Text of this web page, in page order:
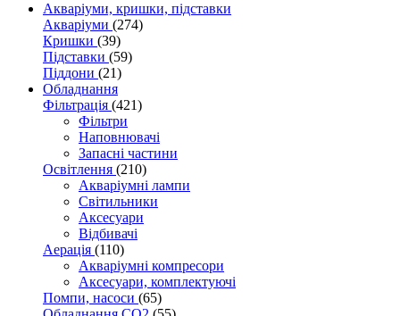
Акваріуми, кришки, підставки
Акваріуми (274)
Кришки (39)
Підставки (59)
Піддони (21)
Обладнання
Фільтрація (421)
Фільтри
Наповнювачі
Запасні частини
Освітлення (210)
Акваріумні лампи
Світильники
Аксесуари
Відбивачі
Аерація (110)
Акваріумні компресори
Аксесуари, комплектуючі
Помпи, насоси (65)